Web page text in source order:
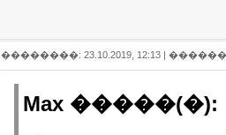
��������: 23.10.2019, 12:13 |
Max �����(�):